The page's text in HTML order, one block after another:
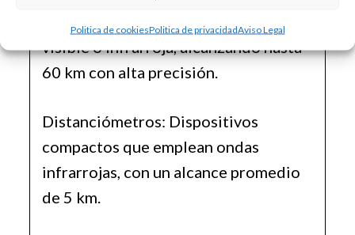
Politica de cookiesPolitica de privacidadAviso Legal
Geodímetros: Usan ondas de luz
visible o infrarroja, alcanzando hasta
60 km con alta precisión.
Distanciómetros: Dispositivos
compactos que emplean ondas
infrarrojas, con un alcance promedio
de 5 km.